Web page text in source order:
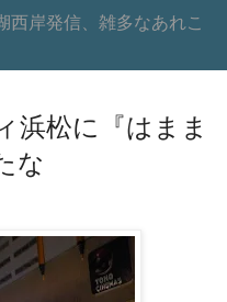
西岸発信、雑多なあれこ
浜松に『はまま
な